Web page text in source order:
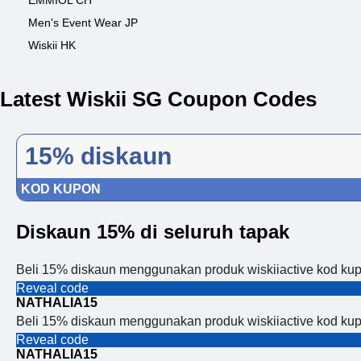
Men's Event Wear JP
Wiskii HK
Latest Wiskii SG Coupon Codes
15% diskaun
KOD KUPON
Diskaun 15% di seluruh tapak
Beli 15% diskaun menggunakan produk wiskiiactive kod
Reveal code
NATHALIA15
Beli 15% diskaun menggunakan produk wiskiiactive kod
Reveal code
NATHALIA15